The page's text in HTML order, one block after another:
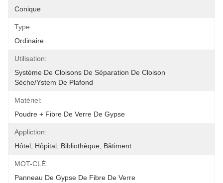
Conique
Type:
Ordinaire
Utilisation:
Système De Cloisons De Séparation De Cloison
Sèche/ystem De Plafond
Matériel:
Poudre + Fibre De Verre De Gypse
Appliction:
Hôtel, Hôpital, Bibliothèque, Bâtiment
MOT-CLÉ:
Panneau De Gypse De Fibre De Verre